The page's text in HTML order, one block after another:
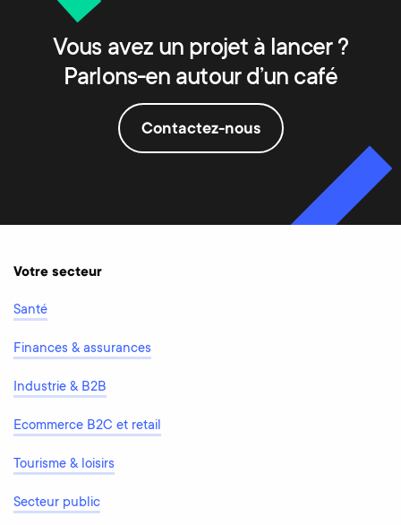
Vous avez un projet à lancer ?
Parlons-en autour d’un café
Contactez-nous
Votre secteur
Santé
Finances & assurances
Industrie & B2B
Ecommerce B2C et retail
Tourisme & loisirs
Secteur public